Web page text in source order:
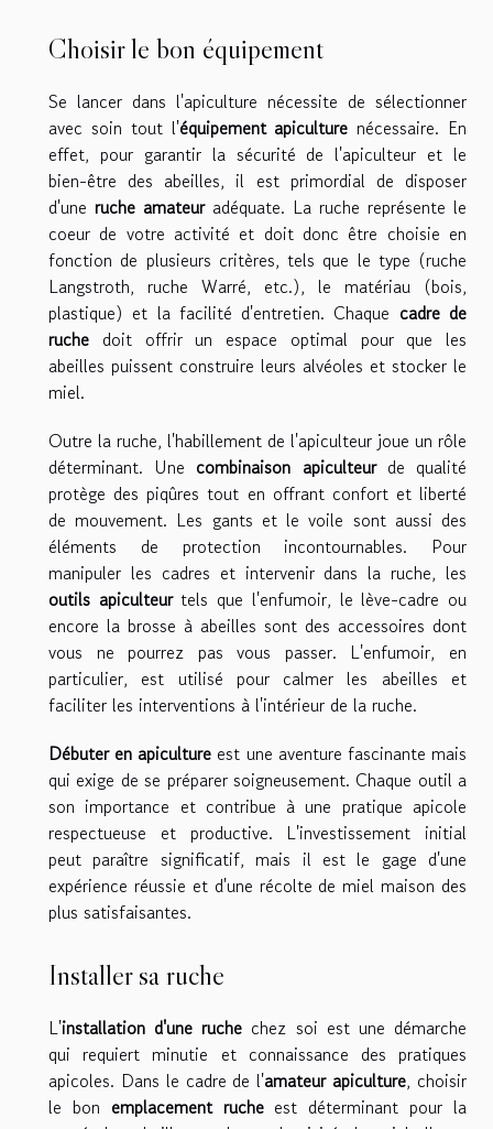
Choisir le bon équipement
Se lancer dans l'apiculture nécessite de sélectionner
avec soin tout l'équipement apiculture nécessaire. En
effet, pour garantir la sécurité de l'apiculteur et le
bien-être des abeilles, il est primordial de disposer
d'une ruche amateuradéquate. La ruche représente le
coeur de votre activité et doit donc être choisie en
fonction de plusieurs critères, tels que le type (ruche
Langstroth, ruche Warré, etc.), le matériau (bois,
plastique) et la facilité d'entretien. Chaque cadre de
ruche doit offrir un espace optimal pour que les
abeilles puissent construire leurs alvéoles et stocker le
miel.
Outre la ruche, l'habillement de l'apiculteur joue un rôle
déterminant. Une combinaison apiculteurde qualité
protège des piqûres tout en offrant confort et liberté
de mouvement. Les gants et le voile sont aussi des
éléments de protection incontournables. Pour
manipuler les cadres et intervenir dans la ruche, les
outils apiculteurtels que l'enfumoir, le lève-cadre ou
encore la brosse à abeilles sont des accessoires dont
vous ne pourrez pas vous passer. L'enfumoir, en
particulier, est utilisé pour calmer les abeilles et
faciliter les interventions à l'intérieur de la ruche.
Débuter en apiculture est une aventure fascinante mais
qui exige de se préparer soigneusement. Chaque outil a
son importance et contribue à une pratique apicole
respectueuse et productive. L'investissement initial
peut paraître significatif, mais il est le gage d'une
expérience réussie et d'une récolte de miel maison des
plus satisfaisantes.
Installer sa ruche
L'installation d'une ruche chez soi est une démarche
qui requiert minutie et connaissance des pratiques
apicoles. Dans le cadre de l'amateur apiculture, choisir
le bon emplacement rucheest déterminant pour la